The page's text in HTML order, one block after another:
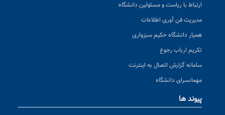
ارتباط با ریاست و مسئولین دانشگاه
مدیریت فن آوری اطلاعات
همیار دانشگاه حکیم سبزواری
تکریم ارباب رجوع
سامانه گزارش اتصال به اینترنت
مهمانسرای دانشگاه
پیوند ها